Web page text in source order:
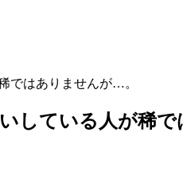
ではありませんが…。
している人が稀